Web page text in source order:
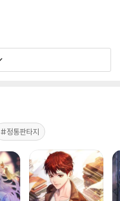
#정통판타지